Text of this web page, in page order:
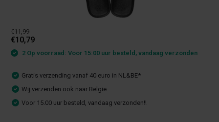
€11,99
€10,79
2 Op voorraad: Voor 15:00 uur besteld, vandaag verzonden
Gratis verzending vanaf 40 euro in NL&BE*
Wij verzenden ook naar Belgie
Voor 15.00 uur besteld, vandaag verzonden!!